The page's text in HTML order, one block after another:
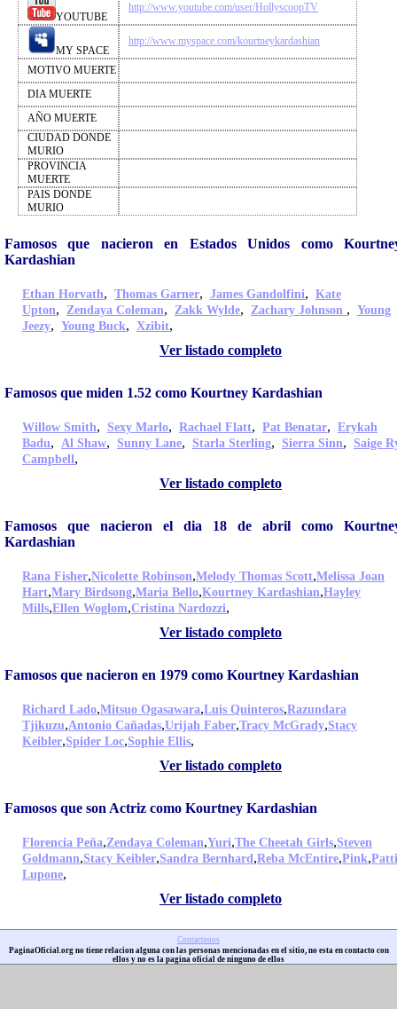
YOUTUBE
http://www.youtube.com/user/HollyscoopTV
MY SPACE
http://www.myspace.com/kourtneykardashian
MOTIVO MUERTE
DIA MUERTE
AÑO MUERTE
CIUDAD DONDE
MURIO
PROVINCIA
MUERTE
PAIS DONDE
MURIO
Famosos que nacieron en Estados Unidos como
Kardashian
Ethan Horvath, Thomas Garner, James Gandolfini, Kate
Upton, Zendaya Coleman, Zakk Wylde, Zachary Johnson , Young
Jeezy, Young Buck, Xzibit,
Ver listado completo
Famosos que miden 1.52 como Kourtney Kardashian
Willow Smith, Sexy Marlo, Rachael Flatt, Pat Benatar, Erykah
Badu, Al Shaw, Sunny Lane, Starla Sterling, Sierra Sinn, Saige
Campbell,
Ver listado completo
Famosos que nacieron el dia 18 de abril como
Kardashian
Rana Fisher,Nicolette Robinson,Melody Thomas Scott,Melissa Joan
Hart,Mary Birdsong,Maria Bello,Kourtney Kardashian,Hayley
Mills,Ellen Woglom,Cristina Nardozzi,
Ver listado completo
Famosos que nacieron en 1979 como Kourtney Kardashian
Richard Lado,Mitsuo Ogasawara,Luis Quinteros,Razundara
Tjikuzu,Antonio Cañadas,Urijah Faber,Tracy McGrady,Stacy
Keibler,Spider Loc,Sophie Ellis,
Ver listado completo
Famosos que son Actriz como Kourtney Kardashian
Florencia Peña,Zendaya Coleman,Yuri,The Cheetah Girls,Steven
Goldmann,Stacy Keibler,Sandra Bernhard,Reba McEntire,Pink,Patti
Lupone,
Ver listado completo
Contactenos
PaginaOficial.org no tiene relacion alguna con las personas mencionadas en el sitio, no esta en contacto con
ellos y no es la pagina oficial de ninguno de ellos